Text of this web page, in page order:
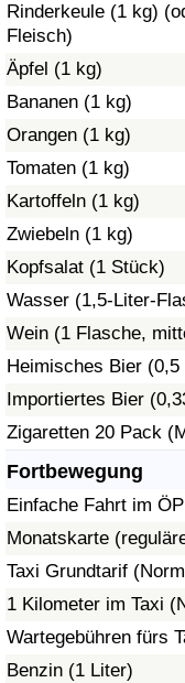
Rinderkeule (1 kg)
Fleisch)
Äpfel (1 kg)
Bananen (1 kg)
Orangen (1 kg)
Tomaten (1 kg)
Kartoffeln (1 kg)
Zwiebeln (1 kg)
Kopfsalat (1 Stück)
Wasser (1,5-Liter-
Wein (1 Flasche,
Heimisches Bier
Importiertes Bier
Zigaretten 20 Pack
Fortbewegung
Einfache Fahrt im
Monatskarte
Taxi Grundtarif
1 Kilometer im Taxi
Wartegebühren fürs
Benzin (1 Liter)
Verkehr
Verkehrs-Index
Verkehrs-Index
Verkehrs-Index